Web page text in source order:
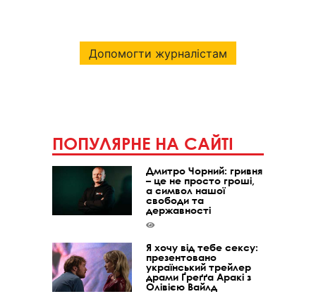
Допомогти журналістам
ПОПУЛЯРНЕ НА САЙТІ
Дмитро Чорний: гривня
– це не просто гроші,
а символ нашої
свободи та
державності
Я хочу від тебе сексу:
презентовано
український трейлер
драми Ґреґґа Аракі з
Олівією Вайлд